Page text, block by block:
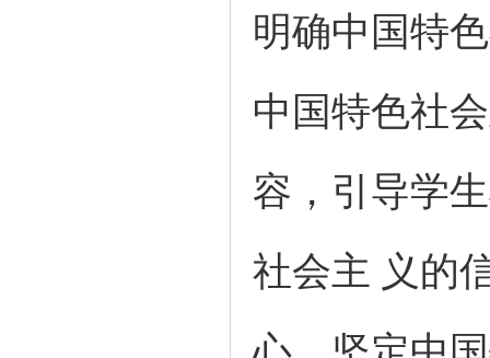
明确中国特
中国特色社
容，引导学
社会主 义的